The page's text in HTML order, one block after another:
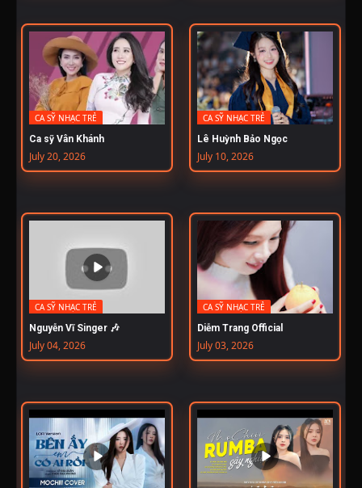
CA SỸ NHẠC TRẺ
Ca sỹ Vân Khánh
July 20, 2026
CA SỸ NHẠC TRẺ
Lê Huỳnh Bảo Ngọc
July 10, 2026
CA SỸ NHẠC TRẺ
Nguyễn Vĩ Singer 🎶
July 04, 2026
CA SỸ NHẠC TRẺ
Diễm Trang Official
July 03, 2026